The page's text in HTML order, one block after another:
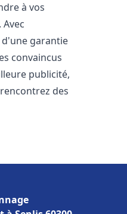
à vos
d'une garantie
convaincus
publicité,
des